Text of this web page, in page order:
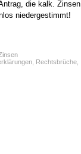
die kalk. Zinsen
niedergestimmt!
Rechtsbrüche